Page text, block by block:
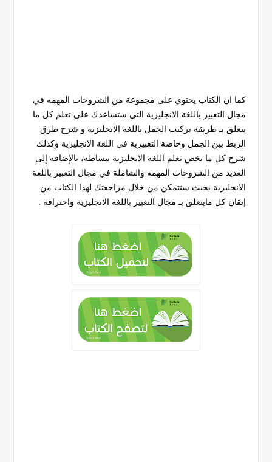
كما ان الكتاب يحتوي على مجموعة من الشروحات المهمه في
مجال التعبير باللغة الانجليزية التي ستساعدك على تعلم كل ما
يتعلق بـ طريقة تركيب الجمل باللغة الانجليزية و شرح طرق
الربط بين الجمل وخاصة التعبيرية في اللغة الانجليزية وكذلك
شرح كل ما يخص تعلم اللغة الانجليزية ببساطة، بالإضافة إلى
العديد من الشروحات المهمه والشاملة في مجال التعبير باللغة
الانجليزية بحيث ستتمكن من خلال مراجعتك لهذا الكتاب من
إتقان كل مايتعلق بـ مجال التعبير باللغة الانجليزية واحترافه .